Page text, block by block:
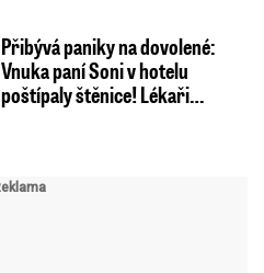
Přibývá paniky na dovolené:
Vnuka paní Soni v hotelu
poštípaly štěnice! Lékaři…